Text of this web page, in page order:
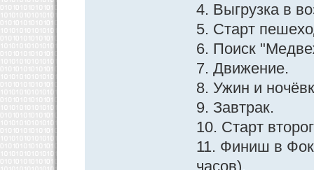
4. Выгрузка в
5. Старт
6. Поиск
7. Движение.
8. Ужин и
9. Завтрак.
10. Старт
11. Финиш в
часов).